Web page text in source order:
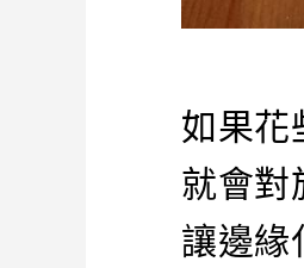
如果花
就會對
讓邊緣